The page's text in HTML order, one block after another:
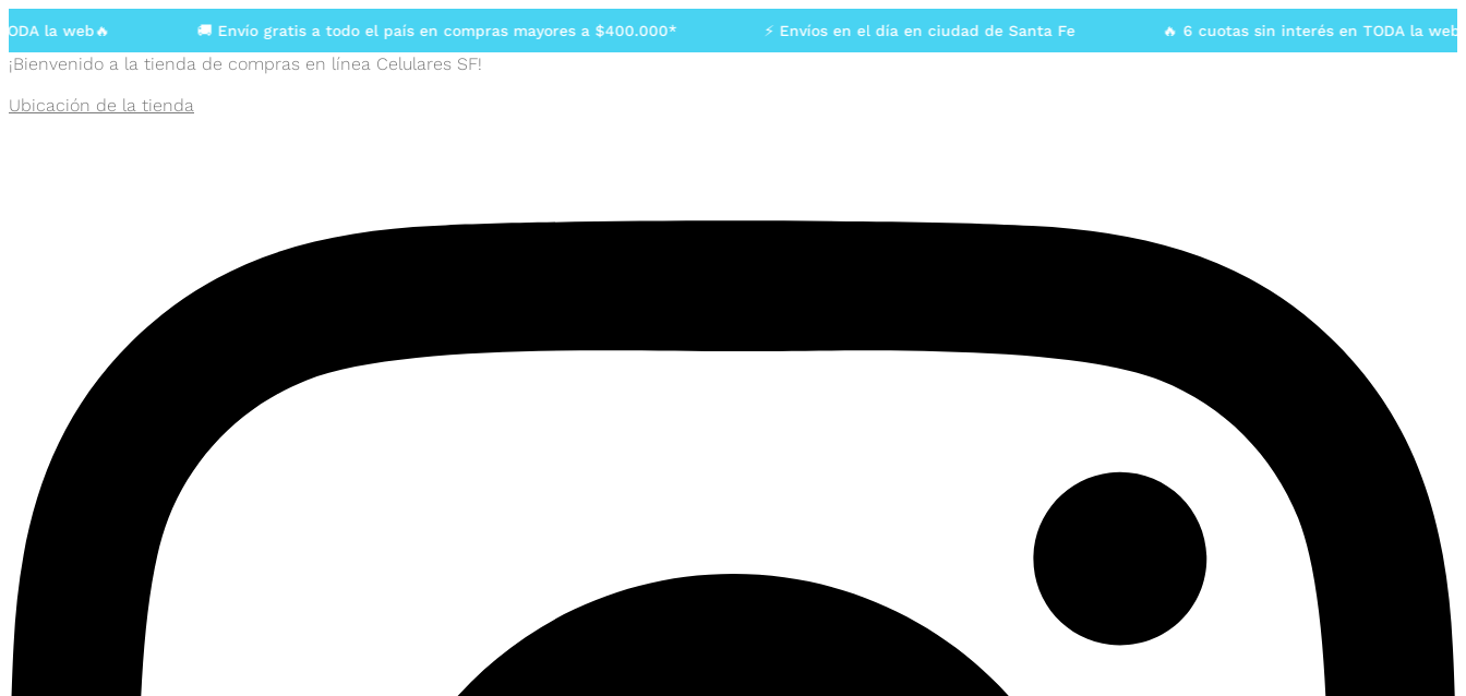
la web🔥 🚚 Envío gratis a todo el país en compras mayores a $400.000* ⚡ Envíos en el día en ciudad de Santa Fe 🔥 6 cuotas sin interés en TODA la web🔥
¡Bienvenido a la tienda de compras en línea Celulares SF!
Ubicación de la tienda